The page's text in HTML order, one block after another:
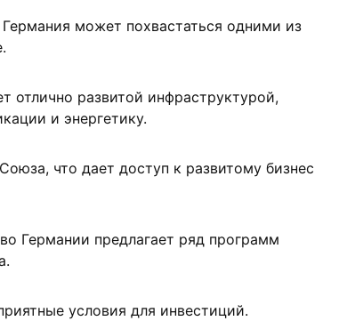
может похвастаться одними из
отлично развитой инфраструктурой,
и энергетику.
что дает доступ к развитому бизнес
Германии предлагает ряд программ
условия для инвестиций.